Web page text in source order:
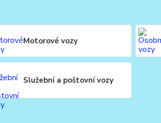
Motorové vozy
Služební a poštovní vozy